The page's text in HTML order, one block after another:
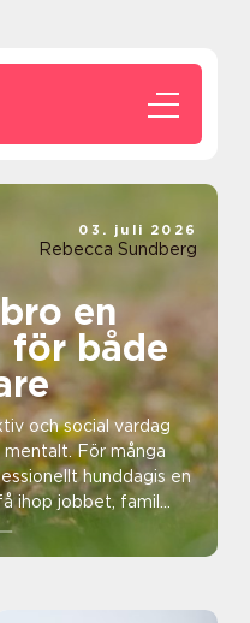
en
för både
och social vardag
För många
hunddagis en
ihop jobbet, famil...
03. juli 2026
Rebecca Sundberg